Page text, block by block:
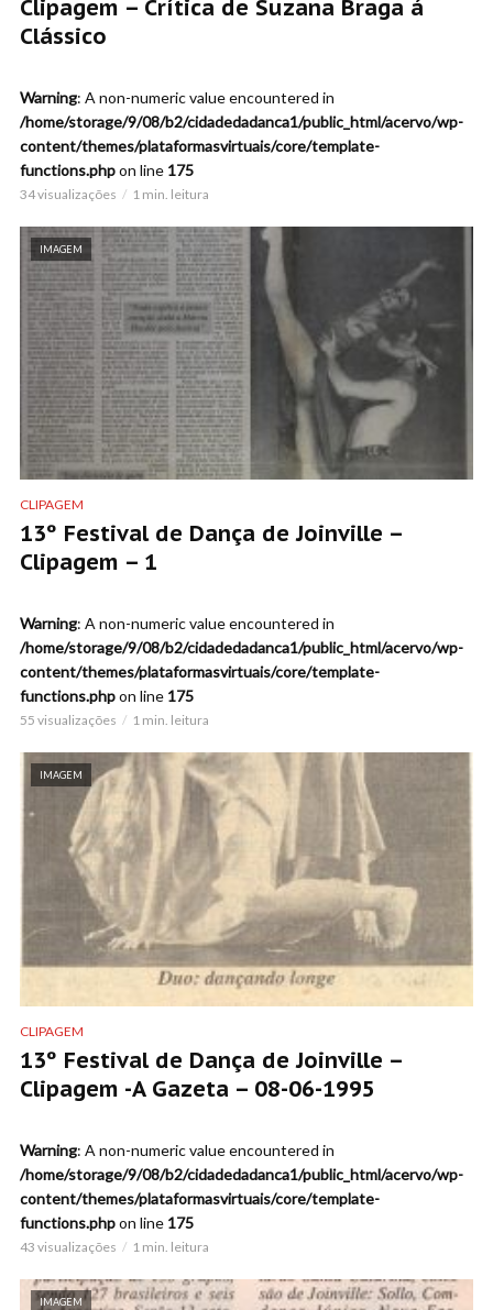
Clipagem – Crítica de Suzana Braga á
Clássico
Warning: A non-numeric value encountered in
/home/storage/9/08/b2/cidadedadanca1/public_html/acervo/wp-
content/themes/plataformasvirtuais/core/template-
functions.phpon line 175
34 visualizações 1 min. leitura
IMAGEM
CLIPAGEM
13º Festival de Dança de Joinville –
Clipagem – 1
Warning: A non-numeric value encountered in
/home/storage/9/08/b2/cidadedadanca1/public_html/acervo/wp-
content/themes/plataformasvirtuais/core/template-
functions.phpon line 175
55 visualizações 1 min. leitura
IMAGEM
CLIPAGEM
13º Festival de Dança de Joinville –
Clipagem -A Gazeta – 08-06-1995
Warning: A non-numeric value encountered in
/home/storage/9/08/b2/cidadedadanca1/public_html/acervo/wp-
content/themes/plataformasvirtuais/core/template-
functions.phpon line 175
43 visualizações 1 min. leitura
IMAGEM